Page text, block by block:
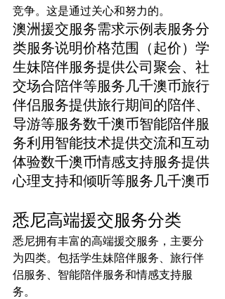
竞争。这是通过关心和努力的。
澳洲援交服务需求示例表服务分
类服务说明价格范围（起价）学
生妹陪伴服务提供公司聚会、社
交场合陪伴等服务几千澳币旅行
伴侣服务提供旅行期间的陪伴、
导游等服务数千澳币智能陪伴服
务利用智能技术提供交流和互动
体验数千澳币情感支持服务提供
心理支持和倾听等服务几千澳币
悉尼高端援交服务分类
悉尼拥有丰富的高端援交服务，主要分
为四类。包括学生妹陪伴服务、旅行伴
侣服务、智能陪伴服务和情感支持服
务。